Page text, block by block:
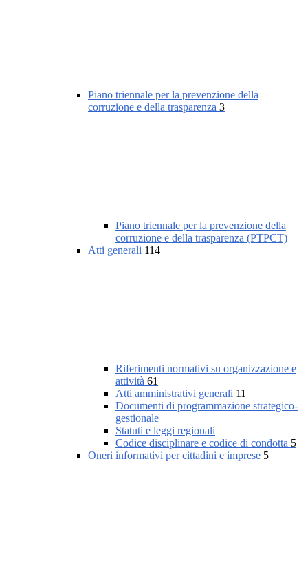
Piano triennale per la prevenzione della
corruzione e della trasparenza 3
Piano triennale per la prevenzione della
corruzione e della trasparenza (PTPCT)
Atti generali 114
Riferimenti normativi su organizzazione e
attività 61
Atti amministrativi generali 11
Documenti di programmazione strategico-
gestionale
Statuti e leggi regionali
Codice disciplinare e codice di condotta 5
Oneri informativi per cittadini e imprese 5